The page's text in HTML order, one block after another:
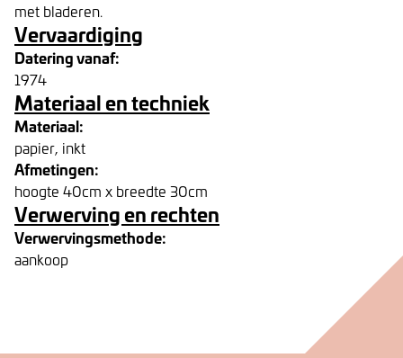
met bladeren.
Vervaardiging
Datering vanaf:
1974
Materiaal en techniek
Materiaal:
papier, inkt
Afmetingen:
hoogte 40cm x breedte 30cm
Verwerving en rechten
Verwervingsmethode:
aankoop